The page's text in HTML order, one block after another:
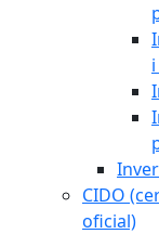
CIDO
oficial)